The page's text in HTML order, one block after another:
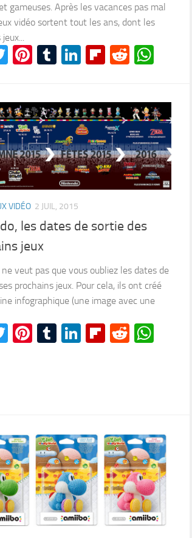
gameuses. Après les vacances pas mal
vidéo sortent tout les ans, dont les
TwitterPinterest
TumblrLinkedIn
Flipboard
Reddit
VIDÉO 2 JUIL, 2015
les dates de sortie des
jeux
veut pas que vous oubliez les dates de
prochains jeux. Pour cela, ils ont créé
infographique (une image avec une
Twitter
Pinterest
Tumblr
LinkedIn
Flipboard
Reddit